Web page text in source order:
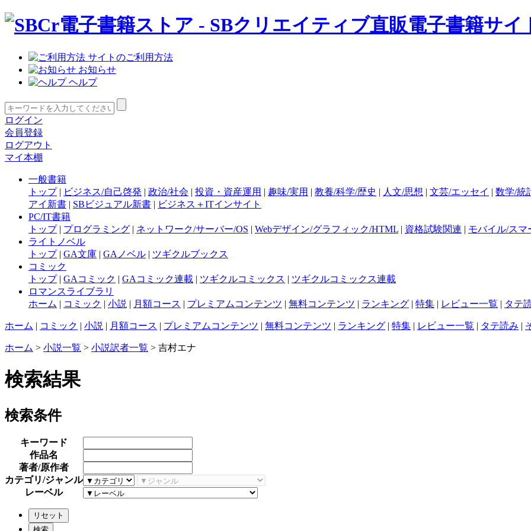
サイトのご利用方法
お知らせ
ヘルプ
ログイン
会員登録
ログアウト
マイ本棚
一般書籍
トップ| ビジネス/自己啓発 | 政治/社会 | 投資・資産運用 | 趣味/実用 | 教養/科学/歴史 | 人文/思想 | 文芸/エッセイ | 数学/統
アイ新書 | SBビジュアル新書 | ビジネス＋ITインサイト
PC/IT書籍
トップ| プログラミング | ネットワーク/サーバー/OS | Webデザイン/グラフィック/HTML | 資格試験関連 | モバイル/スマ
ライトノベル
トップ| GA文庫 | GAノベル | ツギクルブックス
コミック
トップ| GAコミック | GAコミック連載 | ツギクルコミックス | ツギクルコミックス連載
ロマンスライブラリ
ホーム | コミック | 小説 | 月額コース | プレミアムコンテンツ | 無料コンテンツ | ランキング | 特集 | レビュー一覧 | タテ
ホーム | コミック | 小説 | 月額コース | プレミアムコンテンツ | 無料コンテンツ | ランキング | 特集 | レビュー一覧 | タテ読み |
ホーム > 小説一覧 > 小説訳者一覧 > 吉村エナ
検索結果
検索条件
キーワード
作品名
著者/原作者
カテゴリ/ジャンル
レーベル